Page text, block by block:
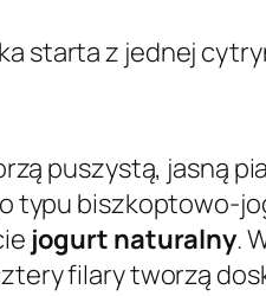
starta z jednej
puszystą, jasną
typu biszkoptowo-
jogurt naturalny.
filary tworzą